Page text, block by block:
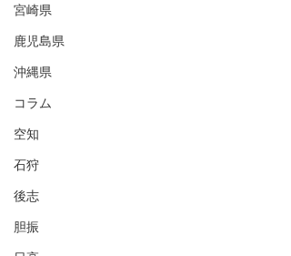
宮崎県
鹿児島県
沖縄県
コラム
空知
石狩
後志
胆振